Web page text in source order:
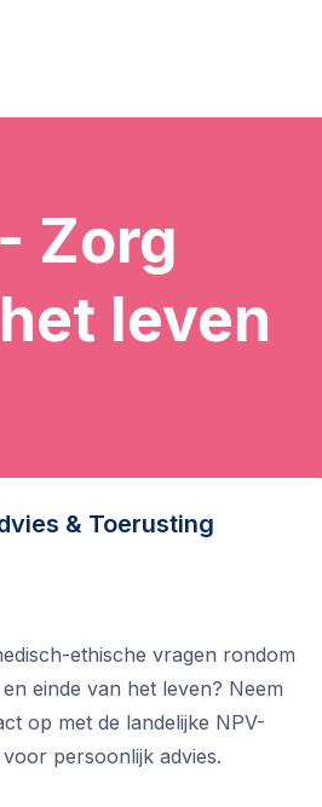
Zorg
leven
& Toerusting
ethische vragen rondom
einde van het leven? Neem
op met de landelijke NPV-
voor persoonlijk advies.